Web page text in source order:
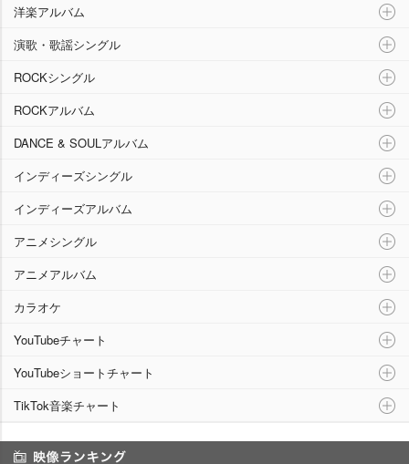
洋楽アルバム
演歌・歌謡シングル
ROCKシングル
ROCKアルバム
DANCE & SOULアルバム
インディーズシングル
インディーズアルバム
アニメシングル
アニメアルバム
カラオケ
YouTubeチャート
YouTubeショートチャート
TikTok音楽チャート